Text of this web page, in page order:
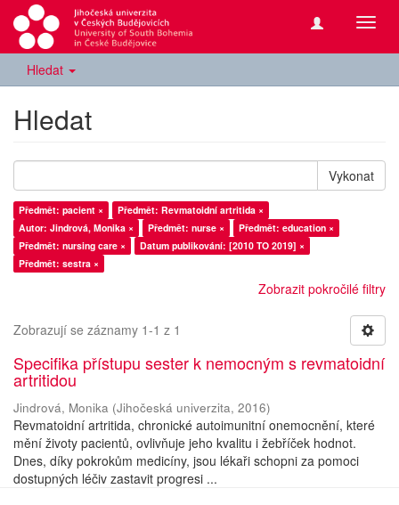
Hledat
Hledat
Vykonat
Předmět: pacient ×
Předmět: Revmatoidní artritida ×
Autor: Jindrová, Monika ×
Předmět: nurse ×
Předmět: education ×
Předmět: nursing care ×
Datum publikování: [2010 TO 2019] ×
Předmět: sestra ×
Zobrazit pokročilé filtry
Zobrazují se záznamy 1-1 z 1
Specifika přístupu sester k nemocným s revmatoidní
artritidou
Jindrová, Monika (Jihočeská univerzita, 2016)
Revmatoidní artritida, chronické autoimunitní onemocnění, které
mění životy pacientů, ovlivňuje jeho kvalitu i žebříček hodnot.
Dnes, díky pokrokům medicíny, jsou lékaři schopni za pomoci
dostupných léčiv zastavit progresi ...